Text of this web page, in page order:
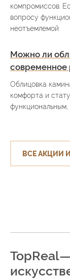
компромиссов.
вопросу
неотъемлемой
Можно ли
современное
Облицовка
комфорта и
ВСЕ АКЦИИ